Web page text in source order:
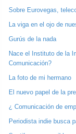
Sobre Eurovegas,
La viga en el ojo de
Gurús de la nada
Nace el Instituto de la
Comunicación?
La foto de mi hermano
El nuevo papel de la
¿ Comunicación de
Periodista indie busca